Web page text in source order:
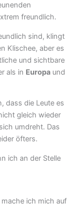
freundlich.
sind, klingt
Klischee, aber es
und sichtbare
als in Europa und
dass die Leute es
gleich wieder
umdreht. Das
öfters.
ich an der Stelle
ich mich auf